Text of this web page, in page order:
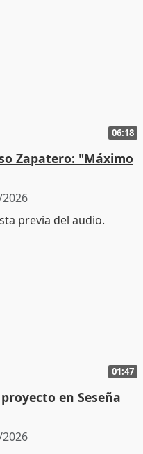
06:18
Zapatero: "Máximo
01:47
en Seseña